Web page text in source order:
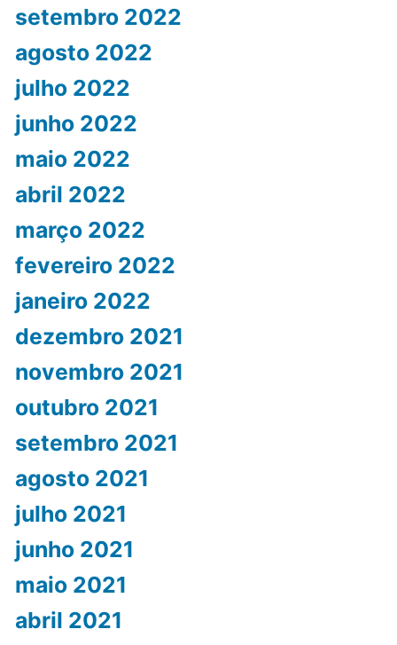
setembro 2022
agosto 2022
julho 2022
junho 2022
maio 2022
abril 2022
março 2022
fevereiro 2022
janeiro 2022
dezembro 2021
novembro 2021
outubro 2021
setembro 2021
agosto 2021
julho 2021
junho 2021
maio 2021
abril 2021